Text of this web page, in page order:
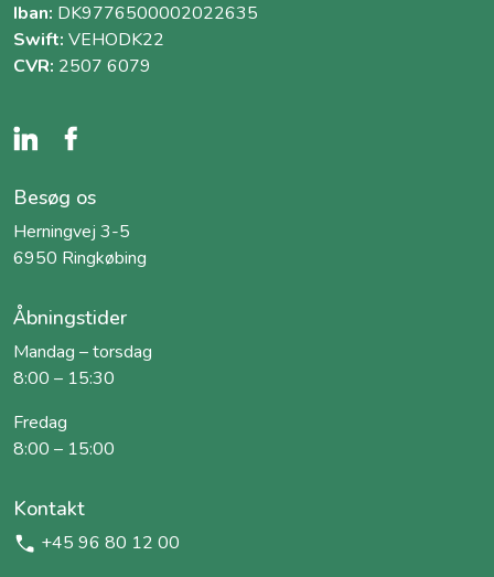
Iban: DK9776500002022635
Swift: VEHODK22
CVR: 2507 6079
Besøg os
Herningvej 3-5
6950 Ringkøbing
Åbningstider
Mandag – torsdag
8:00 – 15:30
Fredag
8:00 – 15:00
Kontakt
+45 96 80 12 00